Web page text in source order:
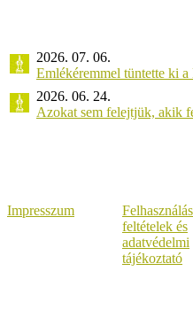
2026. 07. 06.
Emlékéremmel tüntette ki
2026. 06. 24.
Azokat sem felejtjük, akik
Impresszum
feltételek és
adatvédelmi
tájékoztató